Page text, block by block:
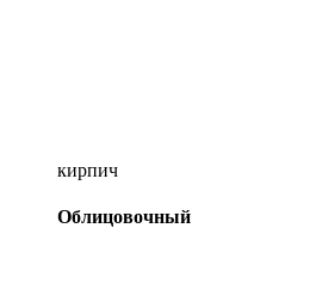
кирпич
Облицовочный